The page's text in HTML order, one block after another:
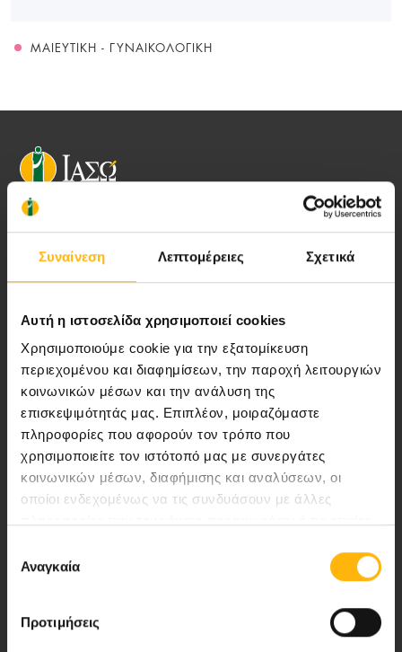
Συναίνεση Λεπτομέρειες Σχετικά
Αυτή η ιστοσελίδα χρησιμοποιεί cookies
Χρησιμοποιούμε cookie για την εξατομίκευση
περιεχομένου και διαφημίσεων, την παροχή λειτουργιών
κοινωνικών μέσων και την ανάλυση της
επισκεψιμότητάς μας. Επιπλέον, μοιραζόμαστε
πληροφορίες που αφορούν τον τρόπο που
χρησιμοποιείτε τον ιστότοπό μας με συνεργάτες
κοινωνικών μέσων, διαφήμισης και αναλύσεων, οι
οποίοι ενδεχομένως να τις συνδυάσουν με άλλες
των υπηρεσιών τους.
συγκατάθεσης
Αναγκαία
Προτιμήσεις
ΜΑΙΕΥΤΙΚΉ - ΓΥΝΑΙΚΟΛΟΓΙΚΉ
ποιότητας ολοκληρωμένες υπηρεσίες
Περιοχή Ιατρών
Εκδηλώσεις